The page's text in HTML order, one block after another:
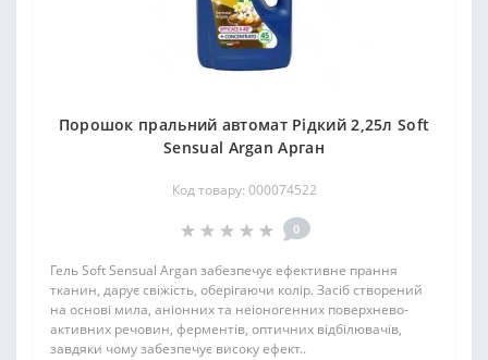
Порошок пральний автомат Рідкий 2,25л Soft
Sensual Argan Арган
Код товару: 000074522
0
Гель Soft Sensual Argan забезпечує ефективне прання
тканин, дарує свіжість, оберігаючи колір. Засіб створений
на основі мила, аніонних та неіоногенних поверхнево-
активних речовин, ферментів, оптичних відбілювачів,
завдяки чому забезпечує високу ефект..